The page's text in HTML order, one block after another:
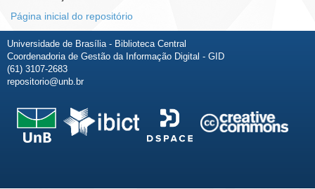
Página inicial do repositório
Universidade de Brasília - Biblioteca Central
Coordenadoria de Gestão da Informação Digital - GID
(61) 3107-2683
repositorio@unb.br